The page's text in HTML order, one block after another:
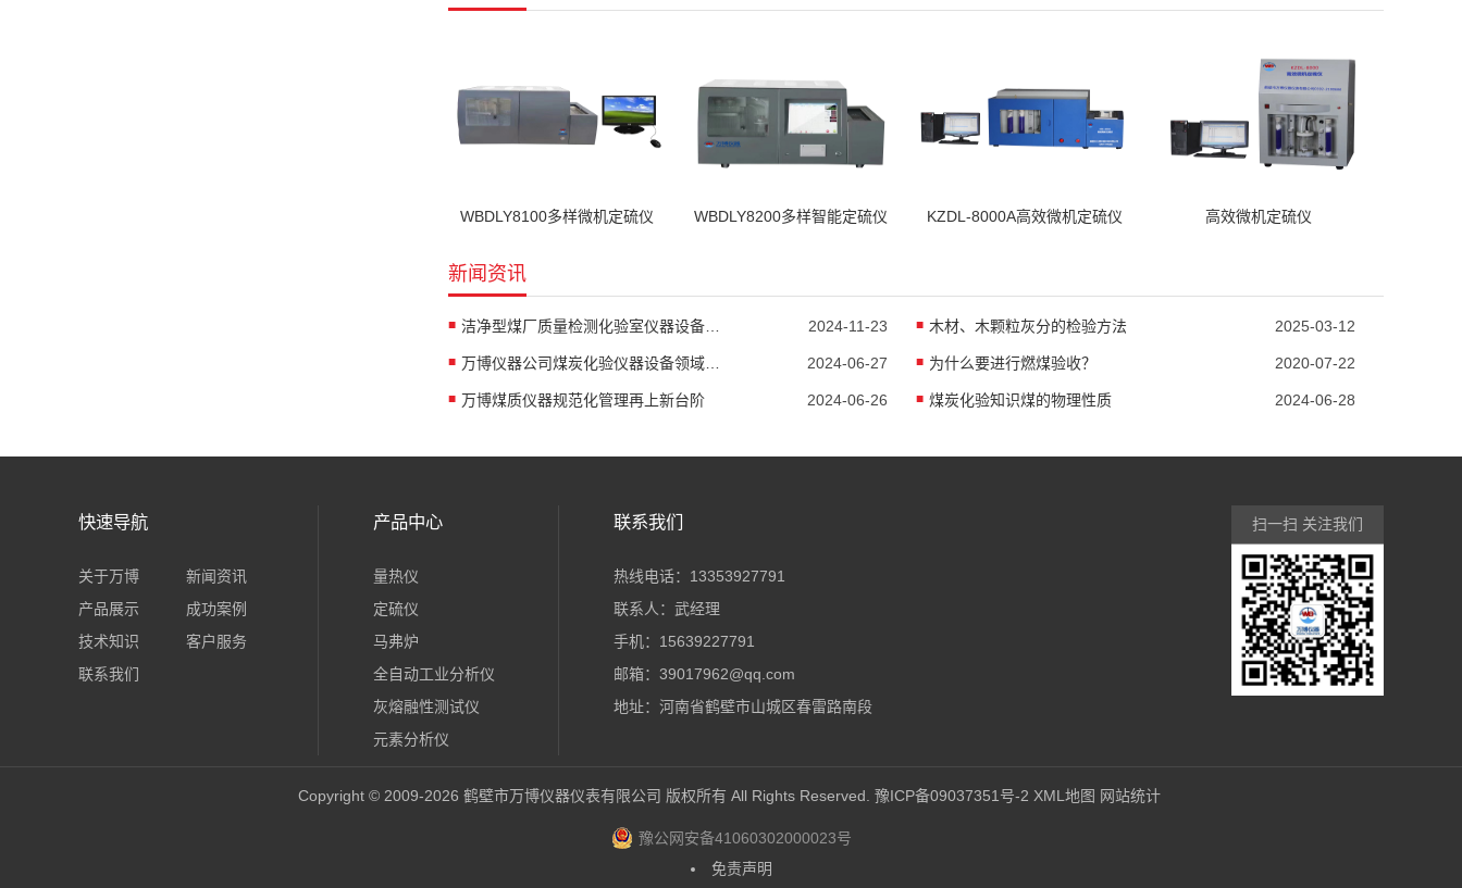
WBDLY8100多样微机定硫仪 WBDLY8200多样智能定硫仪 KZDL-8000A高效微机定硫仪 高效微机定硫仪
新闻资讯
2024-11-23 木材、木颗粒灰分的检验方法 2025-03-12
2024-06-27 为什么要进行燃煤验收？ 2020-07-22
万博煤质仪器规范化管理再上新台阶 2024-06-26 煤炭化验知识煤的物理性质 2024-06-28
快速导航
关于万博
新闻资讯
产品展示
成功案例
技术知识
客户服务
联系我们
产品中心
量热仪
定硫仪
马弗炉
全自动工业分析仪
灰熔融性测试仪
元素分析仪
联系我们
热线电话：13353927791
联系人：武经理
手机：15639227791
邮箱：39017962@qq.com
地址：河南省鹤壁市山城区春雷路南段
扫一扫 关注我们
Copyright © 2009-2026 鹤壁市万博仪器仪表有限公司 版权所有 All Rights Reserved. 豫ICP备09037351号-2 XML地图 网站统计
豫公网安备41060302000023号
免责声明